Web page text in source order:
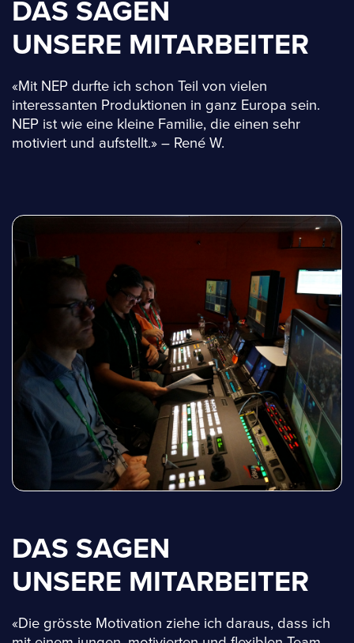
DAS SAGEN
UNSERE MITARBEITER
«Mit NEP durfte ich schon Teil von vielen
interessanten Produktionen in ganz Europa sein.
NEP ist wie eine kleine Familie, die einen sehr
motiviert und aufstellt.» – René W.
DAS SAGEN
UNSERE MITARBEITER
«Die grösste Motivation ziehe ich daraus, dass ich